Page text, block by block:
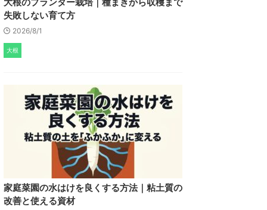
失敗しない育て方
2026/8/1
大根
家庭菜園の水はけを良くする方法｜粘土質の
改善と使える資材